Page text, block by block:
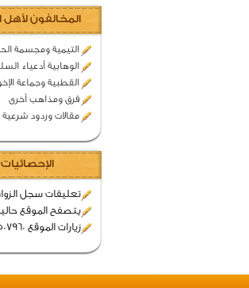
المخالفون لأهل
التيمية ومجسمة
الوهابية أدعياء
القطبية وجماعة
فرق ومذاهب أخرى
مقالات وردود شرعية
الإحصائيات
تعليقات سجل الزوار
يتصفح الموقع حالياً
زيارات الموقع 2507960